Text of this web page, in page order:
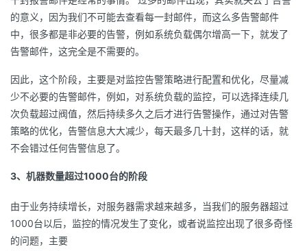
的意义，因为我们不可能去查看每一封邮件，而这么多告警邮件
中，很多都是非必要的告警，例如系统负载偶尔增高一下，就发了
告警邮件，这完全是不需要的。
因此，这个阶段，主要是对监控告警策略进行配置和优化，尽量减
少不必要的告警邮件，例如，对系统负载的监控，可以选择连续几
次负载超过阀值，然后持续多久之后才进行告警操作，通过对告警
策略的优化，告警信息大大减少，每天最多几十封，这样的话，就
不会错过任何告警信息了。
3、机器数量超过1000台的阶段
由于业务持续增长，对服务器需求越来越多，当我们的服务器超过
1000台以后，监控的情况发生了变化，或者说监控出现了很多奇怪
的问题，主要